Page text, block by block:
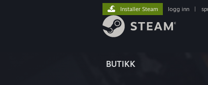
BUTIKK
Installer Steam logg inn